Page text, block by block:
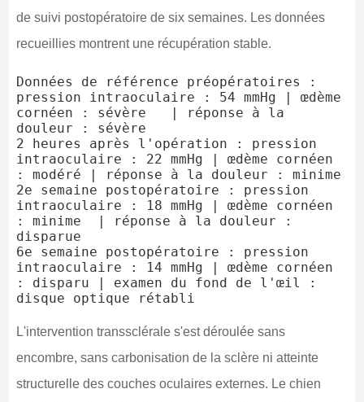
de suivi postopératoire de six semaines. Les données
recueillies montrent une récupération stable.
Données de référence préopératoires :
pression intraoculaire : 54 mmHg | œdème
cornéen : sévère   | réponse à la
douleur : sévère
2 heures après l'opération : pression
intraoculaire : 22 mmHg | œdème cornéen
: modéré | réponse à la douleur : minime
2e semaine postopératoire : pression
intraoculaire : 18 mmHg | œdème cornéen
: minime  | réponse à la douleur :
disparue
6e semaine postopératoire : pression
intraoculaire : 14 mmHg | œdème cornéen
: disparu | examen du fond de l'œil :
L'intervention transsclérale s'est déroulée sans
encombre, sans carbonisation de la sclère ni atteinte
structurelle des couches oculaires externes. Le chien